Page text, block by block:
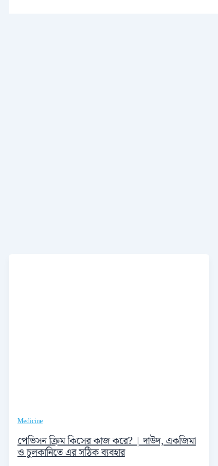
Medicine
পেভিসন ক্রিম কিসের কাজ করে? | দাউদ, একজিমা
ও চুলকানিতে এর সঠিক ব্যবহার